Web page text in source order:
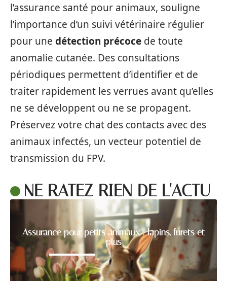
l’assurance santé pour animaux, souligne
l’importance d’un suivi vétérinaire régulier
pour une détection précoce de toute
anomalie cutanée. Des consultations
périodiques permettent d’identifier et de
traiter rapidement les verrues avant qu’elles
ne se développent ou ne se propagent.
Préservez votre chat des contacts avec des
animaux infectés, un vecteur potentiel de
transmission du FPV.
NE RATEZ RIEN DE L'ACTU
Assurance pour petits animaux : lapins, furets et
plus